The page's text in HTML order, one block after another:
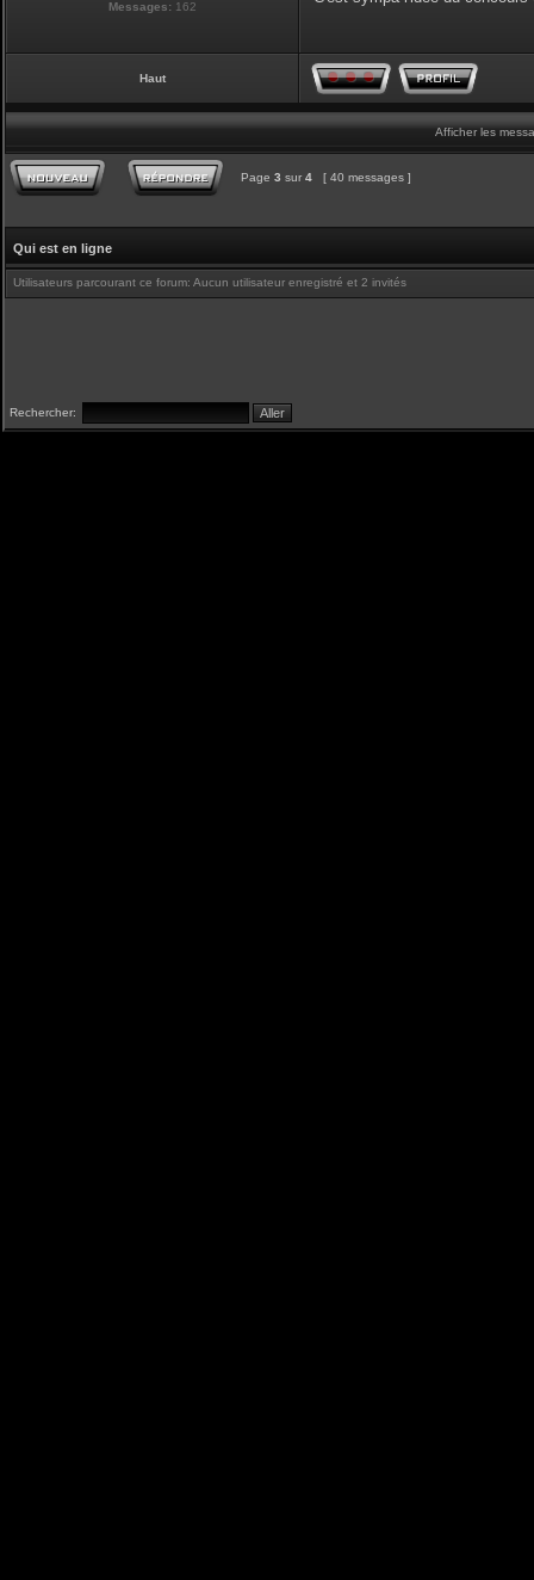
Messages: 162
Haut
Afficher les
Page 3 sur 4 [ 40 messages ]
Qui est en ligne
Utilisateurs parcourant ce forum: Aucun utilisateur enregistré et 2 invités
Rechercher: